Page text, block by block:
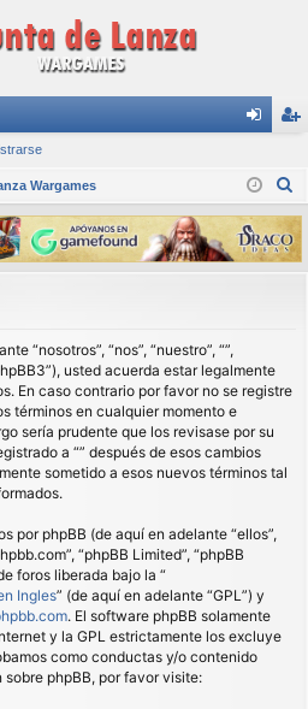
nti
fic
ar
ist
ra
rs
Wargames
s
c
“nosotros”, “nos”, “nuestro”, “”,
usted acuerda estar legalmente
En caso contrario por favor no se registre
términos en cualquier momento e
sería prudente que los revisase por su
a “” después de esos cambios
sometido a esos nuevos términos tal
por phpBB (de aquí en adelante “ellos”,
“phpBB Limited”, “phpBB
foros liberada bajo la “
Ingles” (de aquí en adelante “GPL”) y
. El software phpBB solamente
y la GPL estrictamente los excluye
como conductas y/o contenido
phpBB, por favor visite: